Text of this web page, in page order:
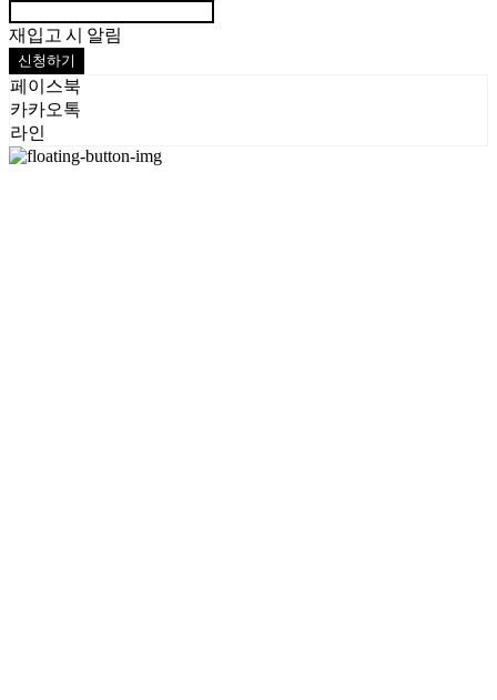
재입고 시 알림
신청하기
페이스북
카카오톡
라인